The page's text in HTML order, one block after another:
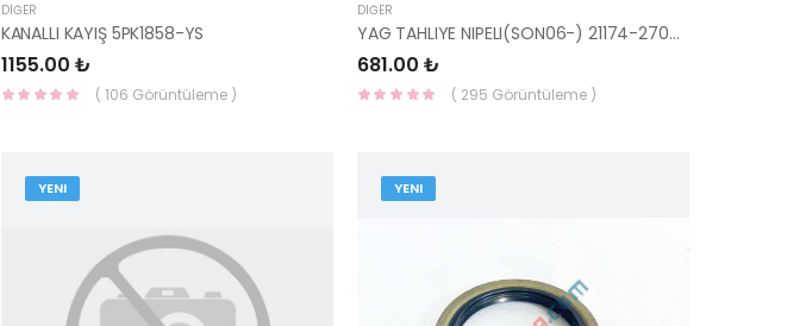
DIĞER
KANALLI KAYIŞ 5PK1858-YS
1155.00 ₺
( 106 Görüntüleme )
DIĞER
YAG TAHLIYE NIPELI(SON06-) 21174-27001-HMC
681.00 ₺
( 295 Görüntüleme )
YENI YENI